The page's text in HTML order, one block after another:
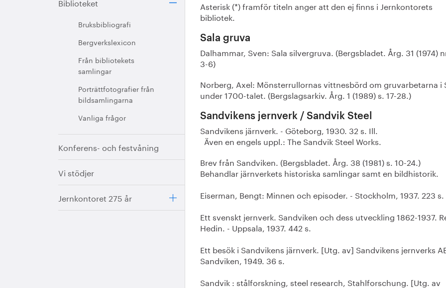
Bruksbibliografi
Bergverkslexicon
Från bibliotekets
samlingar
Porträttfotografier från
bildsamlingarna
Vanliga frågor
Konferens- och festvåning
Vi stödjer
Jernkontoret 275 år
Asterisk (*) framför titeln anger att den ej finns i Jernkontorets
bibliotek.
Sala gruva
Dalhammar, Sven: Sala silvergruva. (Bergsbladet. Årg. 31 (1974)
3-6)
Norberg, Axel: Mönsterrullornas vittnesbörd om gruvarbetarna i
under 1700-talet. (Bergslagsarkiv. Årg. 1 (1989) s. 17-28.)
Sandvikens jernverk / Sandvik Steel
Sandvikens järnverk. - Göteborg, 1930. 32 s. Ill.
Även en engels uppl.: The Sandvik Steel Works.
Brev från Sandviken. (Bergsbladet. Årg. 38 (1981) s. 10-24.)
Behandlar järnverkets historiska samlingar samt en bildhistorik.
Eiserman, Bengt: Minnen och episoder. - Stockholm, 1937. 223 s.
Ett svenskt jernverk. Sandviken och dess utveckling 1862-1937.
Hedin. - Uppsala, 1937. 442 s.
Ett besök i Sandvikens järnverk. [Utg. av] Sandvikens jernverks
Sandviken, 1949. 36 s.
Sandvik : stålforskning, steel research, Stahlforschung. [Utg. av